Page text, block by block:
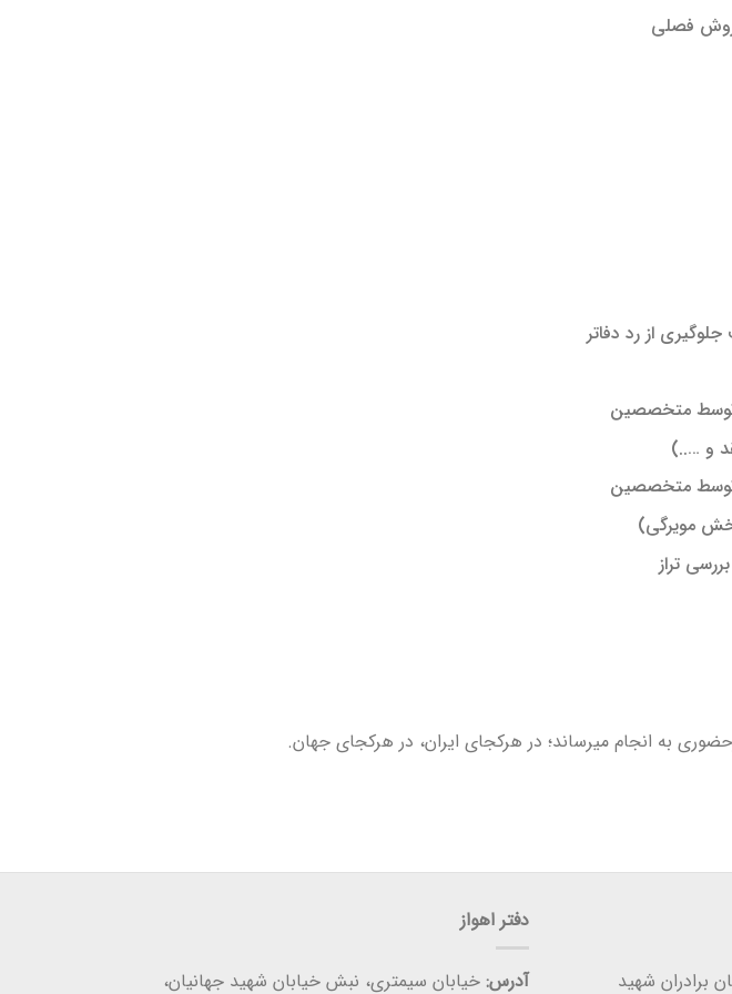
فصلی
از رد دفاتر
توسط متخصصین
و …..)
توسط متخصصین
مویرگی)
به انجام میرساند؛ در هرکجای ایران، در هرکجای جهان.
برادران شهید
دفتر اهواز
آدرس:خیابان سیمتری، نبش خیابان شهید جهانیان،